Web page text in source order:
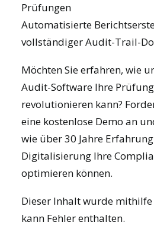
Prüfungen
Automatisierte
vollständiger Audit-Trail-
Möchten Sie erfahren, wie
Audit-Software Ihre
revolutionieren kann?
eine kostenlose Demo an
wie über 30 Jahre
Digitalisierung Ihre
optimieren können.
Dieser Inhalt wurde
kann Fehler enthalten.